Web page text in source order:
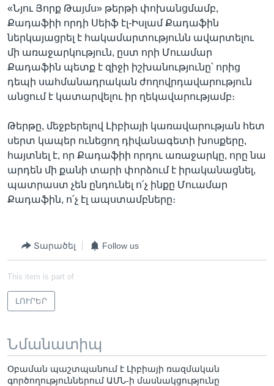
«Նյու Յորք Թայմս» թերթի փոխանցմամբ,
Քադաֆիի որդի Սեիֆ էլ-Իսլամ Քադաֆին
ներկայացրել է հակամարտությունն ավարտելու
մի առաջարկություն, ըստ որի Մուամար
Քադաֆին պետք է զիջի իշխանությունը՝ որից
դեպի սահմանադրական ժողովրդավարություն
անցում է կատարվելու իր ղեկավարությամբ։
Թերթը, մեջբերելով Լիբիայի կառավարության հետ
սերտ կապեր ունեցող դիվանագետի խոսքերը,
հայտնել է, որ Քադաֆիի որդու առաջարկը, որը նա
արդեն մի քանի տարի փորձում է իրականացնել,
պատրաստ չեն ընդունել ո՛չ ինքը Մուամար
Քադաֆին, ո՛չ էլ ապստամբները։
Տարածել Follow us
This item is part of
ԼՈՒՐԵՐ
Նմանատիպ
Օբաման պաշտպանում է Լիբիայի ռազմական
գործողություններում ԱՄՆ-ի մասնակցությունը